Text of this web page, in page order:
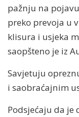
pažnju na
preko prevoja u
klisura i usjeka
saopšteno je iz
Savjetuju
i saobraćajnim
Podsjećaju da je